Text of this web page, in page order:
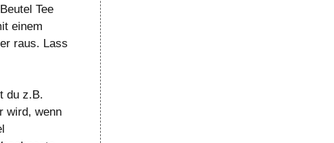
Tee
einem
raus. Lass
du z.B.
wird, wenn